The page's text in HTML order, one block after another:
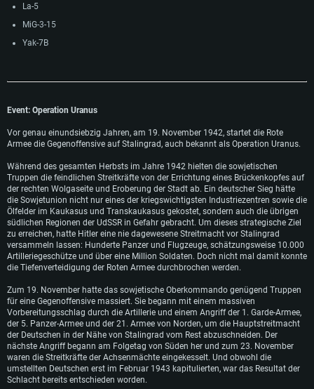
Für Linux
Mindestanforderungen
Betriebssystem: Windows 10 (64bit)
Prozessor: Dual-Core 2.2 GHz
Arbeitsspeicher: 4GB
DirectX 11 fähige Grafikkarte: AMD Radeon 77XX / NVIDIA GeForce GTX
660; die geringste Auflösung für das Spiel beträgt 720p
Netzwerk: Breitband-Internetverbindung
Festplatte: 21,5 GB (minimaler Client)
Empfohlen
Betriebssystem: Windows 10/11 (64bit)
Prozessor: Intel Core i5 / Ryzen 5 3600 oder besser
Arbeitsspeicher: 16 GB und mehr
DirectX 11 fähige Grafikkarte oder höher mit den neuesten Treibern: NVIDIA
GeForce GTX 1060 oder höher / AMD Radeon RX 570 oder höher
Netzwerk: Breitband-Internetverbindung
Mindestanforderungen
Betriebssystem: Mac OS Big Sur 11.0 oder neuer
Prozessor: Intel Core i5, 2.2 GHz (Intel Xeon Prozessoren werden nicht
Arbeitsspeicher: 6 GB
Grafikkarte: Intel Iris Pro 5200 oder analoge AMD / Nvidia für Mac. Die
geringste Auflösung des Spiels beträgt 720p mit Metal Support
Netzwerk: Breitband-Internetverbindung
Festplatte: 21,5 GB (minimaler Client)
Empfohlen
Betriebssystem: Mac OS Big Sur 11.0 oder neuer
Prozessor: Intel Core i7 (Intel Xeon Prozessoren werden nicht unterstützt)
Arbeitsspeicher: 8 GB
Grafikkarte: Radeon Vega II oder höher mit Metal Support
Netzwerk: Breitband-Internetverbindung
Mindestanforderungen
Betriebssystem: neueste 64bit Linux Systeme
Prozessor: Dual-Core 2.4 GHz
Arbeitsspeicher: 4 GB
Grafikkarte: NVIDIA 660 mit den neuesten Treibern (nicht älter als 6
Monate) / vergleichbare AMD mit den neuesten Treibern (nicht älter als 6
Monate); die geringste Auflösung für das Spiel beträgt 720p mit Vulkan
Support
Netzwerk: Breitband-Internetverbindung
Festplatte: 21,5 GB (minimaler Client)
Empfohlen
Betriebssystem: Ubuntu 20.04 64bit
Prozessor: Intel Core i7
Arbeitsspeicher: 16 GB
Grafikkarte: NVIDIA 1060 mit den neuesten Treibern (nicht älter als 6
Monate) / vergleichbare AMD (Radeon RX 570) mit den neuesten Treibern
(nicht älter als 6 Monate); mit Vulkan Support
La-5
MiG-3-15
Yak-7B
Event: Operation Uranus
Vor genau einundsiebzig Jahren, am 19. November 1942, startet die Rote
Armee die Gegenoffensive auf Stalingrad, auch bekannt als Operation Uranus.
Während des gesamten Herbsts im Jahre 1942 hielten die sowjetischen
Truppen die feindlichen Streitkräfte von der Errichtung eines Brückenkopfes auf
der rechten Wolgaseite und Eroberung der Stadt ab. Ein deutscher Sieg hätte
die Sowjetunion nicht nur eines der kriegswichtigsten Industriezentren sowie die
Ölfelder im Kaukasus und Transkaukasus gekostet, sondern auch die übrigen
südlichen Regionen der UdSSR in Gefahr gebracht. Um dieses strategische Ziel
zu erreichen, hatte Hitler eine nie dagewesene Streitmacht vor Stalingrad
versammeln lassen: Hunderte Panzer und Flugzeuge, schätzungsweise 10.000
Artilleriegeschütze und über eine Million Soldaten. Doch nicht mal damit konnte
die Tiefenverteidigung der Roten Armee durchbrochen werden.
Zum 19. November hatte das sowjetische Oberkommando genügend Truppen
für eine Gegenoffensive massiert. Sie begann mit einem massiven
Vorbereitungsschlag durch die Artillerie und einem Angriff der 1. Garde-Armee,
der 5. Panzer-Armee und der 21. Armee von Norden, um die Hauptstreitmacht
der Deutschen in der Nähe von Stalingrad vom Rest abzuschneiden. Der
nächste Angriff begann am Folgetag von Süden her und zum 23. November
waren die Streitkräfte der Achsenmächte eingekesselt. Und obwohl die
umstellten Deutschen erst im Februar 1943 kapitulierten, war das Resultat der
Schlacht bereits entschieden worden.